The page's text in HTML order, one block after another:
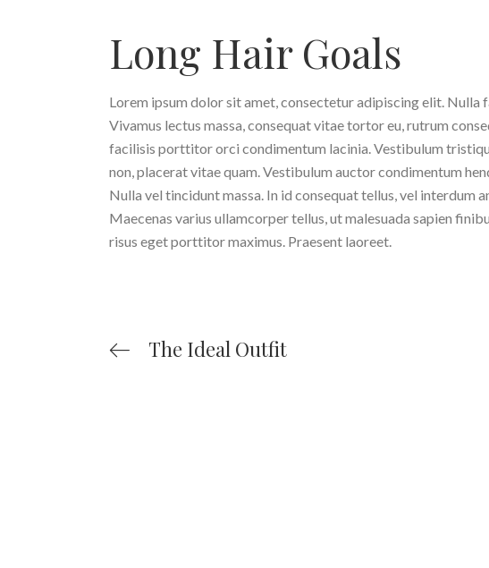
Long Hair Goals
Lorem ipsum dolor sit amet, consectetur adipiscing elit. Nulla
Vivamus lectus massa, consequat vitae tortor eu, rutrum
facilisis porttitor orci condimentum lacinia. Vestibulum
non, placerat vitae quam. Vestibulum auctor condimentum
Nulla vel tincidunt massa. In id consequat tellus, vel interdum
Maecenas varius ullamcorper tellus, ut malesuada sapien
risus eget porttitor maximus. Praesent laoreet.
The Ideal Outfit